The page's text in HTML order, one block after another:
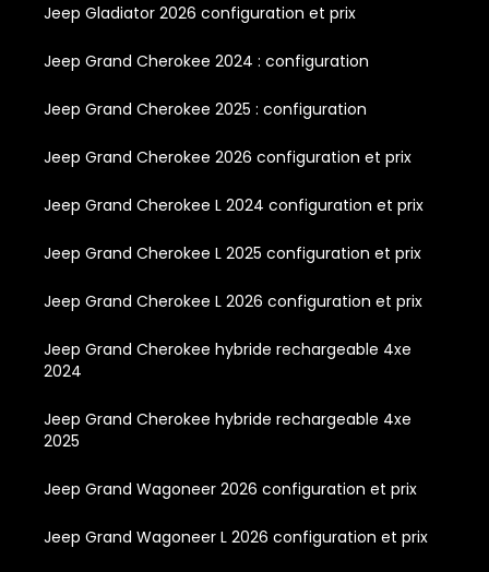
Jeep Gladiator 2026 configuration et prix
Jeep Grand Cherokee 2024 : configuration
Jeep Grand Cherokee 2025 : configuration
Jeep Grand Cherokee 2026 configuration et prix
Jeep Grand Cherokee L 2024 configuration et prix
Jeep Grand Cherokee L 2025 configuration et prix
Jeep Grand Cherokee L 2026 configuration et prix
Jeep Grand Cherokee hybride rechargeable 4xe
2024
Jeep Grand Cherokee hybride rechargeable 4xe
2025
Jeep Grand Wagoneer 2026 configuration et prix
Jeep Grand Wagoneer L 2026 configuration et prix